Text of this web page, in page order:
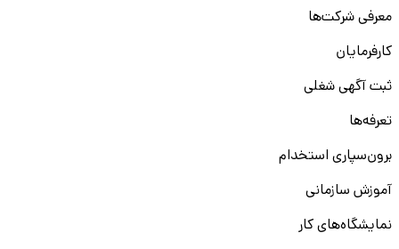
معرفی شرکت‌ها
کارفرمایان
ثبت آگهی شغلی
تعرفه‌ها
برون‌سپاری استخدام
آموزش سازمانی
نمایشگاه‌های کار